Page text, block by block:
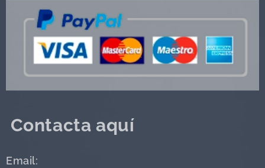
Contacta aquí
Email: